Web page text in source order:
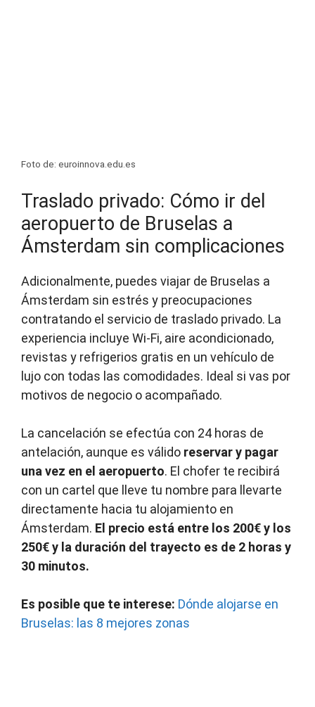
Foto de: euroinnova.edu.es
Traslado privado: Cómo ir del
aeropuerto de Bruselas a
Ámsterdam sin complicaciones
Adicionalmente, puedes viajar de Bruselas a
Ámsterdam sin estrés y preocupaciones
contratando el servicio de traslado privado. La
experiencia incluye Wi-Fi, aire acondicionado,
revistas y refrigerios gratis en un vehículo de
lujo con todas las comodidades. Ideal si vas por
motivos de negocio o acompañado.
La cancelación se efectúa con 24 horas de
antelación, aunque es válido reservar y pagar
una vez en el aeropuerto. El chofer te recibirá
con un cartel que lleve tu nombre para llevarte
directamente hacia tu alojamiento en
Ámsterdam. El precio está entre los 200€ y los
250€ y la duración del trayecto es de 2 horas y
30 minutos.
Es posible que te interese: Dónde alojarse en
Bruselas: las 8 mejores zonas